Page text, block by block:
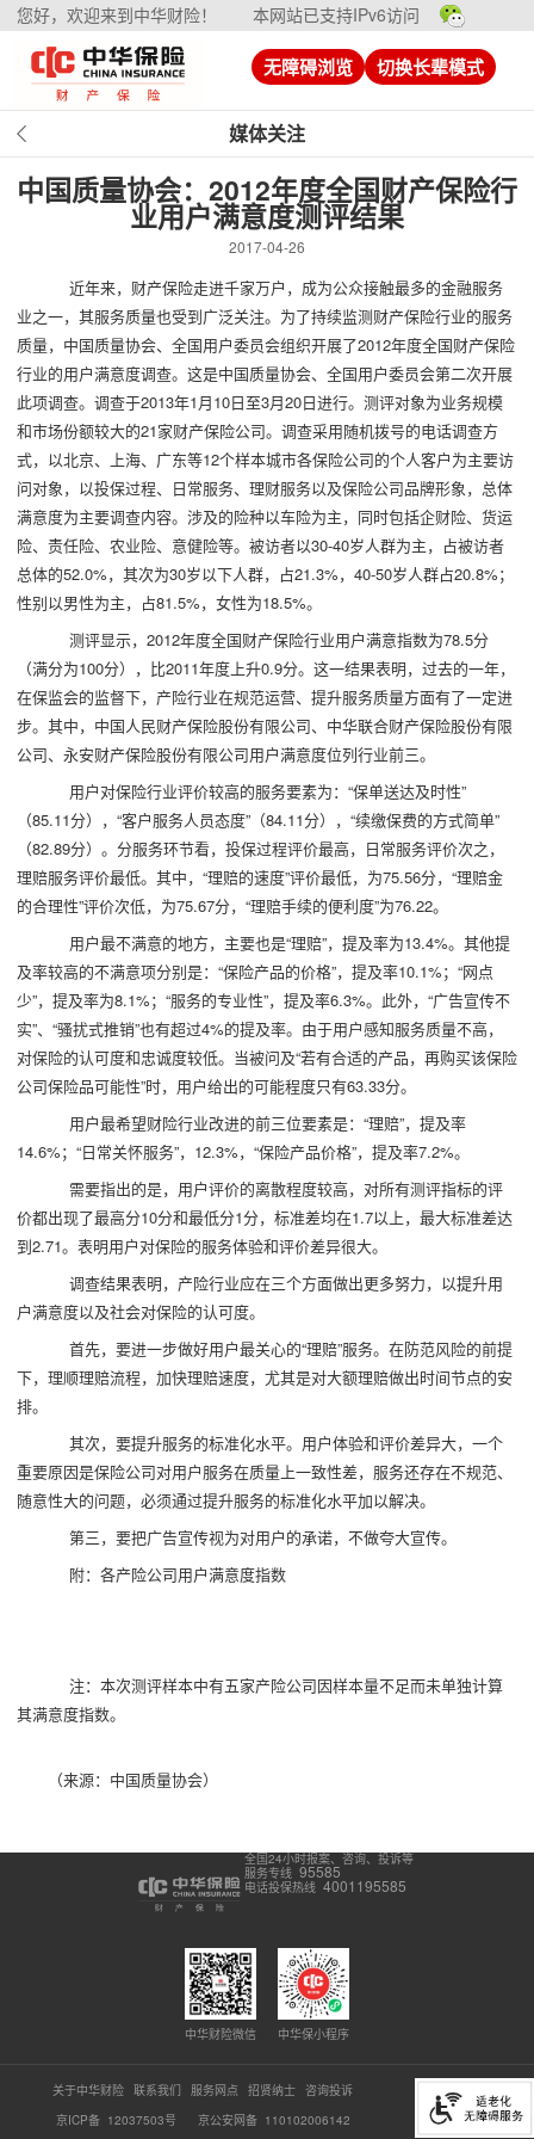
您好，欢迎来到中华财险！ 本网站已支持IPv6访问
无障碍浏览 切换长辈模式
媒体关注
中国质量协会：2012年度全国财产保险行
业用户满意度测评结果
2017-04-26
近年来，财产保险走进千家万户，成为公众接触最多的金融服务
业之一，其服务质量也受到广泛关注。为了持续监测财产保险行业的服务
质量，中国质量协会、全国用户委员会组织开展了2012年度全国财产保险
行业的用户满意度调查。这是中国质量协会、全国用户委员会第二次开展
此项调查。调查于2013年1月10日至3月20日进行。测评对象为业务规模
和市场份额较大的21家财产保险公司。调查采用随机拨号的电话调查方
式，以北京、上海、广东等12个样本城市各保险公司的个人客户为主要访
问对象，以投保过程、日常服务、理财服务以及保险公司品牌形象，总体
满意度为主要调查内容。涉及的险种以车险为主，同时包括企财险、货运
险、责任险、农业险、意健险等。被访者以30-40岁人群为主，占被访者
总体的52.0%，其次为30岁以下人群，占21.3%，40-50岁人群占20.8%；
性别以男性为主，占81.5%，女性为18.5%。
测评显示，2012年度全国财产保险行业用户满意指数为78.5分
（满分为100分），比2011年度上升0.9分。这一结果表明，过去的一年，
在保监会的监督下，产险行业在规范运营、提升服务质量方面有了一定进
步。其中，中国人民财产保险股份有限公司、中华联合财产保险股份有限
公司、永安财产保险股份有限公司用户满意度位列行业前三。
用户对保险行业评价较高的服务要素为：“保单送达及时性”
（85.11分），“客户服务人员态度”（84.11分），“续缴保费的方式简单”
（82.89分）。分服务环节看，投保过程评价最高，日常服务评价次之，
理赔服务评价最低。其中，“理赔的速度”评价最低，为75.56分，“理赔金
的合理性”评价次低，为75.67分，“理赔手续的便利度”为76.22。
用户最不满意的地方，主要也是“理赔”，提及率为13.4%。其他提
及率较高的不满意项分别是：“保险产品的价格”，提及率10.1%；“网点
少”，提及率为8.1%；“服务的专业性”，提及率6.3%。此外，“广告宣传不
实”、“骚扰式推销”也有超过4%的提及率。由于用户感知服务质量不高，
对保险的认可度和忠诚度较低。当被问及“若有合适的产品，再购买该保险
公司保险品可能性”时，用户给出的可能程度只有63.33分。
用户最希望财险行业改进的前三位要素是：“理赔”，提及率
14.6%；“日常关怀服务”，12.3%，“保险产品价格”，提及率7.2%。
需要指出的是，用户评价的离散程度较高，对所有测评指标的评
价都出现了最高分10分和最低分1分，标准差均在1.7以上，最大标准差达
到2.71。表明用户对保险的服务体验和评价差异很大。
调查结果表明，产险行业应在三个方面做出更多努力，以提升用
户满意度以及社会对保险的认可度。
首先，要进一步做好用户最关心的“理赔”服务。在防范风险的前提
下，理顺理赔流程，加快理赔速度，尤其是对大额理赔做出时间节点的安
排。
其次，要提升服务的标准化水平。用户体验和评价差异大，一个
重要原因是保险公司对用户服务在质量上一致性差，服务还存在不规范、
随意性大的问题，必须通过提升服务的标准化水平加以解决。
第三，要把广告宣传视为对用户的承诺，不做夸大宣传。
附：各产险公司用户满意度指数
注：本次测评样本中有五家产险公司因样本量不足而未单独计算
其满意度指数。
（来源：中国质量协会）
全国24小时报案、咨询、投诉等
服务专线 95585
电话投保热线 4001195585
中华财险微信 中华保小程序
关于中华财险 联系我们 服务网点 招贤纳士 咨询投诉
京ICP备 12037503号
京公安网备 110102006142